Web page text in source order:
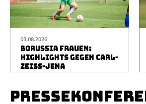
03.08.2026
BORUSSIA FRAUEN:
HIGHLIGHTS GEGEN CARL-
ZEISS-JENA